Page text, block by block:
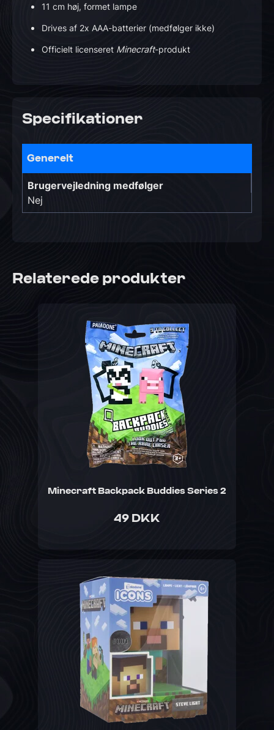
11 cm høj, formet lampe
Drives af 2x AAA-batterier (medfølger ikke)
Officielt licenseret Minecraft-produkt
Specifikationer
Generelt
Brugervejledning medfølger
Nej
Relaterede produkter
Minecraft Backpack Buddies Series 2
49 DKK